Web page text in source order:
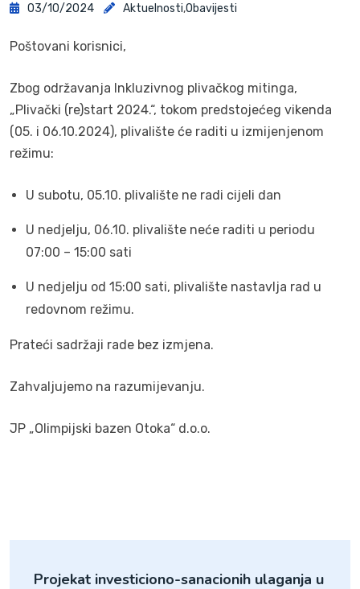
03/10/2024 Aktuelnosti,Obavijesti
Poštovani korisnici,
Zbog održavanja Inkluzivnog plivačkog mitinga,
„Plivački (re)start 2024.“, tokom predstojećeg vikenda
(05. i 06.10.2024), plivalište će raditi u izmijenjenom
režimu:
U subotu, 05.10. plivalište ne radi cijeli dan
U nedjelju, 06.10. plivalište neće raditi u periodu
07:00 – 15:00 sati
U nedjelju od 15:00 sati, plivalište nastavlja rad u
redovnom režimu.
Prateći sadržaji rade bez izmjena.
Zahvaljujemo na razumijevanju.
JP „Olimpijski bazen Otoka“ d.o.o.
Projekat investiciono-sanacionih ulaganja u